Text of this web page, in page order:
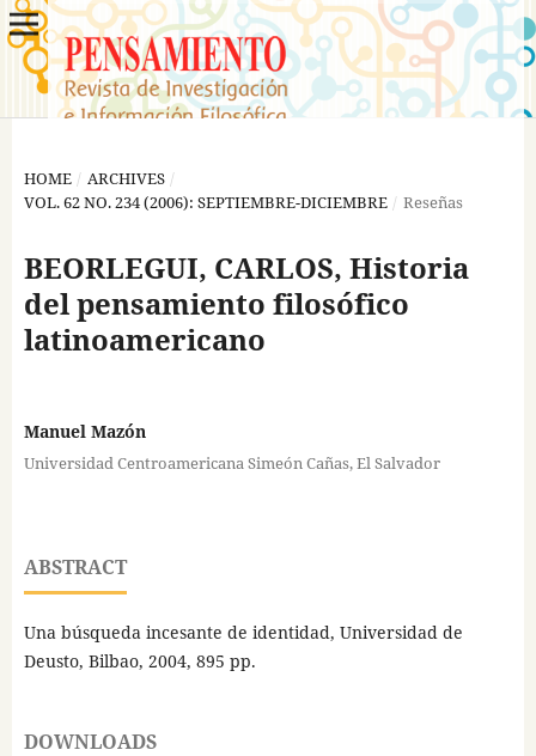
HOME / ARCHIVES /
VOL. 62 NO. 234 (2006): SEPTIEMBRE-DICIEMBRE / Reseñas
BEORLEGUI, CARLOS, Historia
del pensamiento filosófico
latinoamericano
Manuel Mazón
Universidad Centroamericana Simeón Cañas, El Salvador
ABSTRACT
Una búsqueda incesante de identidad, Universidad de
Deusto, Bilbao, 2004, 895 pp.
DOWNLOADS